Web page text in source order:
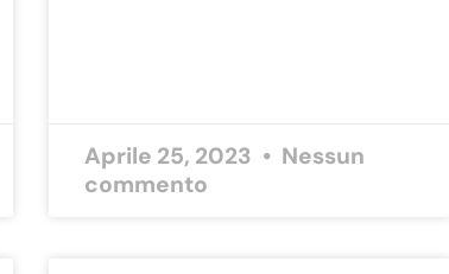
Aprile 25, 2023
Nessun
commento